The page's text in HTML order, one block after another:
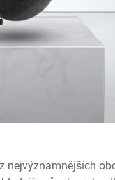
nejvýznamnějších